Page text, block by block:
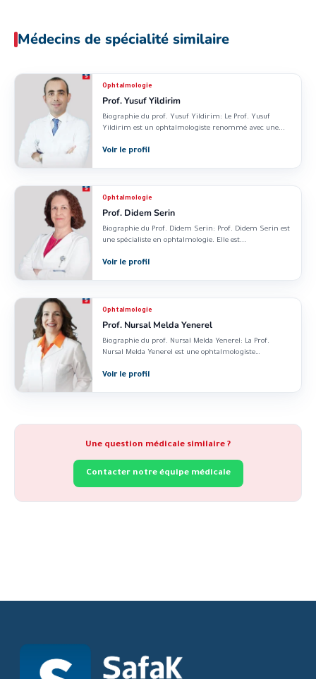
Médecins de spécialité similaire
Ophtalmologie
Prof. Yusuf Yildirim
Biographie du prof. Yusuf Yildirim: Le Prof. Yusuf
Yildirim est un ophtalmologiste renommé avec une...
Voir le profil
Ophtalmologie
Prof. Didem Serin
Biographie du Prof. Didem Serin: Prof. Didem Serin est
une spécialiste en ophtalmologie. Elle est...
Voir le profil
Ophtalmologie
Prof. Nursal Melda Yenerel
Biographie du prof. Nursal Melda Yenerel: La Prof.
Nursal Melda Yenerel est une ophtalmologiste
Voir le profil
Une question médicale similaire ?
Contacter notre équipe médicale